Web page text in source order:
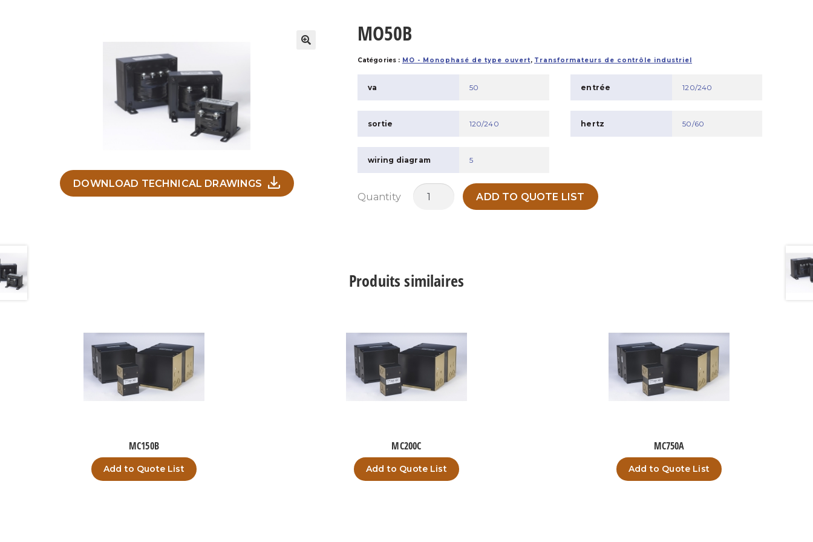
DOWNLOAD TECHNICAL DRAWINGS
MO50B
Catégories : MO - Monophasé de type ouvert, Transformateurs de contrôle industriel
va 50 entrée 120/240
sortie 120/240 hertz 50/60
wiring diagram 5
Quantity
quantité
ADD TO QUOTE LIST
Produits similaires
MC150B
Add to Quote List
MC200C
Add to Quote List
MC750A
Add to Quote List